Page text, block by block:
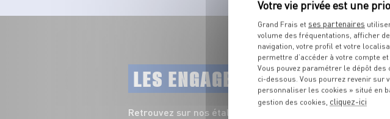
LES ENGAGEMENTSDE VOTRE
Retrouvez sur nos étals toute la fraîcheur de nos
Grand Frais et ses partenaires
volume des fréquentations, afficher
navigation, votre profil et votre
permettre d’accéder à votre compte
Vous pouvez paramétrer le dépôt
ci-dessous. Vous pourrez revenir sur
personnaliser les cookies » situé en
gestion des cookies, cliquez-ici